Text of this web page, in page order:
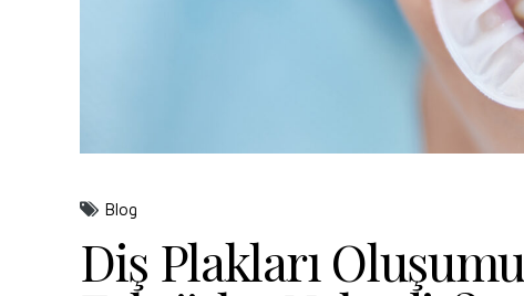
Blog
Diş Plakları